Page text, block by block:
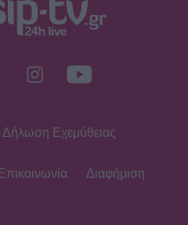
Δήλωση Εχεμύθειας
Επικοινωνία Διαφήμιση